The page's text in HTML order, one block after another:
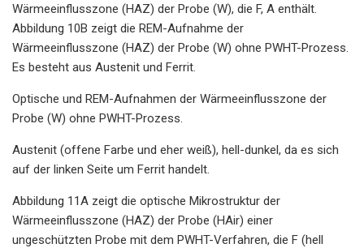
Wärmeeinflusszone (HAZ) der Probe (W), die F, A enthält.
Abbildung 10B zeigt die REM-Aufnahme der
Wärmeeinflusszone (HAZ) der Probe (W) ohne PWHT-Prozess.
Es besteht aus Austenit und Ferrit.
Optische und REM-Aufnahmen der Wärmeeinflusszone der
Probe (W) ohne PWHT-Prozess.
Austenit (offene Farbe und eher weiß), hell-dunkel, da es sich
auf der linken Seite um Ferrit handelt.
Abbildung 11A zeigt die optische Mikrostruktur der
Wärmeeinflusszone (HAZ) der Probe (HAir) einer
ungeschützten Probe mit dem PWHT-Verfahren, die F (hell